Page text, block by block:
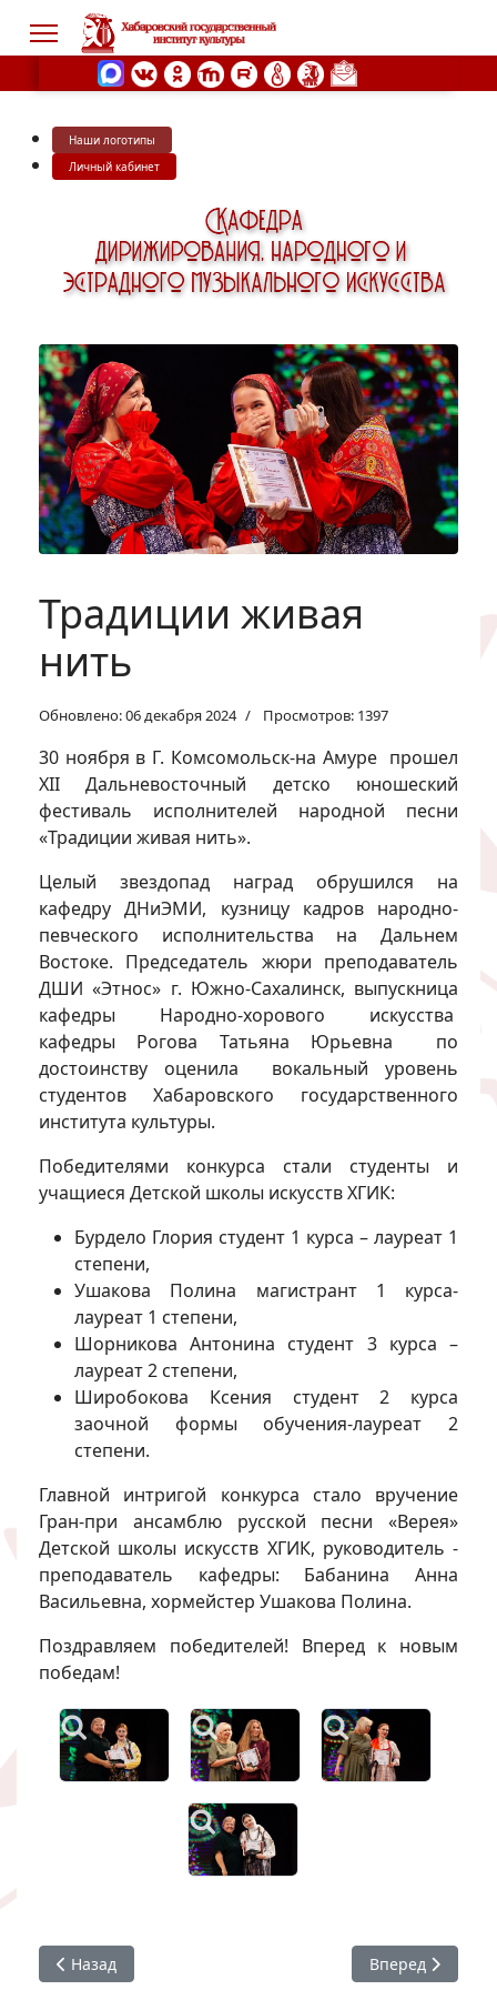
Наши логотипы
Личный кабинет
Традиции живая
нить
Обновлено: 06 декабря 2024 Просмотров: 1397
30 ноября в Г. Комсомольск-на Амуре прошел
XII Дальневосточный детско юношеский
фестиваль исполнителей народной песни
«Традиции живая нить».
Целый звездопад наград обрушился на
кафедру ДНиЭМИ, кузницу кадров народно-
певческого исполнительства на Дальнем
Востоке. Председатель жюри преподаватель
ДШИ «Этнос» г. Южно-Сахалинск, выпускница
кафедры Народно-хорового искусства
кафедры Рогова Татьяна Юрьевна по
достоинству оценила вокальный уровень
студентов Хабаровского государственного
института культуры.
Победителями конкурса стали студенты и
учащиеся Детской школы искусств ХГИК:
Бурдело Глория студент 1 курса – лауреат 1
степени,
Ушакова Полина магистрант 1 курса-
лауреат 1 степени,
Шорникова Антонина студент 3 курса –
лауреат 2 степени,
Широбокова Ксения студент 2 курса
заочной формы обучения-лауреат 2
степени.
Главной интригой конкурса стало вручение
Гран-при ансамблю русской песни «Верея»
Детской школы искусств ХГИК, руководитель -
преподаватель кафедры: Бабанина Анна
Васильевна, хормейстер Ушакова Полина.
Поздравляем победителей! Вперед к новым
победам!
Предыдущий: #ХГИК : гордимся нашими талантами!
Назад Следующий:
Вперед